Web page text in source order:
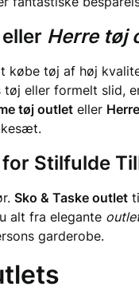
Herre tøj
købe tøj af høj
eller formelt slid,
tøj outlet eller
for Stilfulde
Sko & Taske outlet
alt fra elegante
garderobe.